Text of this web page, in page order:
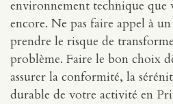
environnement technique que
encore. Ne pas faire appel à
prendre le risque de
problème. Faire le bon choix
assurer la conformité, la
durable de votre activité en